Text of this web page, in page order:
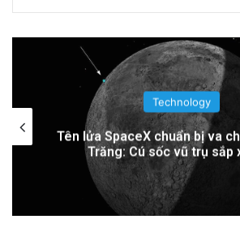
Đọc thêmRead More
advertisement
Technology
Trung Quốc áp dụng công
để ngăn chặn tình trạng
rộng